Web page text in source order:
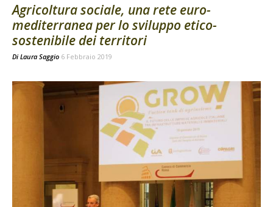
Agricoltura sociale, una rete euro-
mediterranea per lo sviluppo etico-
sostenibile dei territori
Di Laura Saggio 6 Febbraio 2019